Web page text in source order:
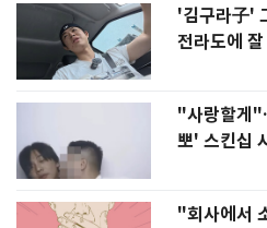
'김구라子'
전라도에
"사랑할게
뽀' 스킨십
"회사에서